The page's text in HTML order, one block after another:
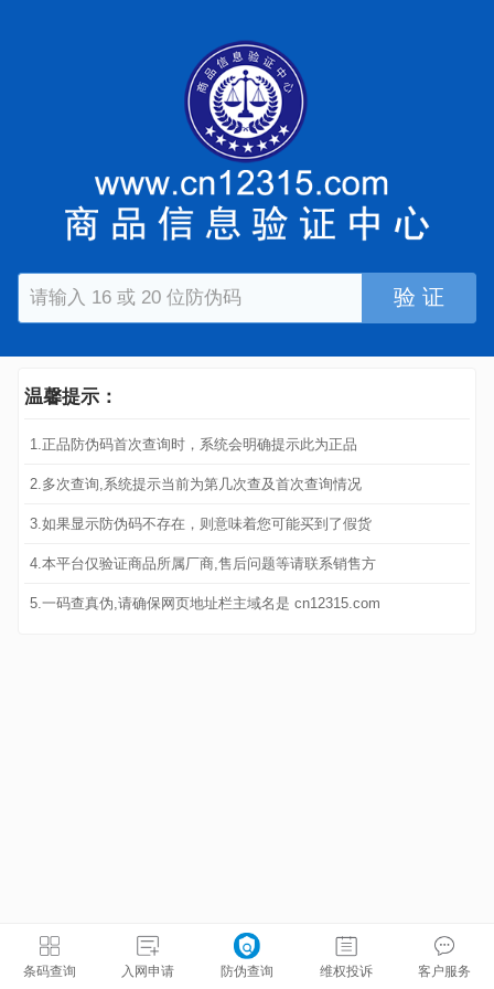
验 证
温馨提示：
1.正品防伪码首次查询时，系统会明确提示此为正品
2.多次查询,系统提示当前为第几次查及首次查询情况
3.如果显示防伪码不存在，则意味着您可能买到了假货
4.本平台仅验证商品所属厂商,售后问题等请联系销售方
5.一码查真伪,请确保网页地址栏主域名是 cn12315.com
条码查询 入网申请 防伪查询 维权投诉 客户服务